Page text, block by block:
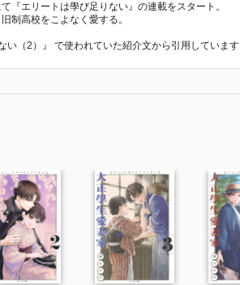
『エリートは學び足りない』の連載をスタート。
制高校をこよなく愛する。
い（2）』 で使われていた紹介文から引用しています